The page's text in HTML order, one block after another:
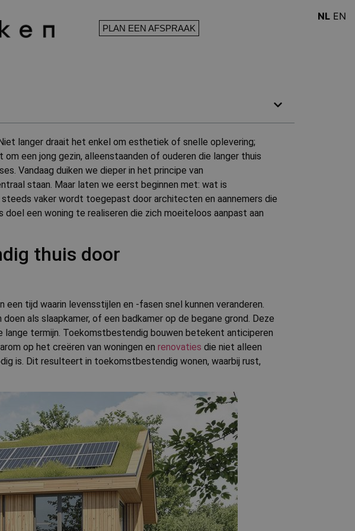
PLAN EEN AFSPRAAK
langer draait het enkel om esthetiek of snelle oplevering;
een jong gezin, alleenstaanden of ouderen die langer thuis
Vandaag duiken we dieper in het principe van
staan. Maar laten we eerst beginnen met: wat is
vaker wordt toegepast door architecten en aannemers die
een woning te realiseren die zich moeiteloos aanpast aan
thuis door
tijd waarin levensstijlen en -fasen snel kunnen veranderen.
als slaapkamer, of een badkamer op de begane grond. Deze
lange termijn. Toekomstbestendig bouwen betekent anticiperen
op het creëren van woningen en renovaties die niet alleen
is. Dit resulteert in toekomstbestendig wonen, waarbij rust,
NL EN